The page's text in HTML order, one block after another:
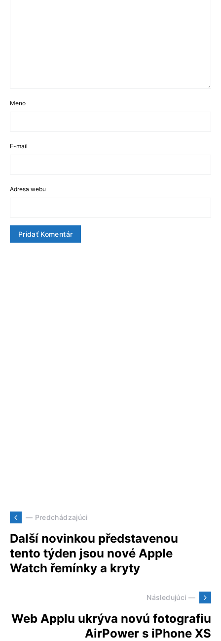
Meno
E-mail
Adresa webu
— Predchádzajúci
Další novinkou představenou
tento týden jsou nové Apple
Watch řemínky a kryty
Následujúci —
Web Applu ukrýva novú fotografiu
AirPower s iPhone XS